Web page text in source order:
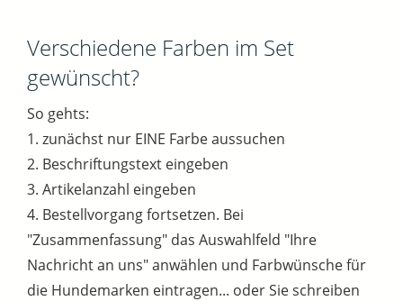
Verschiedene Farben im Set
gewünscht?
So gehts:
1. zunächst nur EINE Farbe aussuchen
2. Beschriftungstext eingeben
3. Artikelanzahl eingeben
4. Bestellvorgang fortsetzen. Bei
"Zusammenfassung" das Auswahlfeld "Ihre
Nachricht an uns" anwählen und Farbwünsche für
die Hundemarken eintragen... oder Sie schreiben